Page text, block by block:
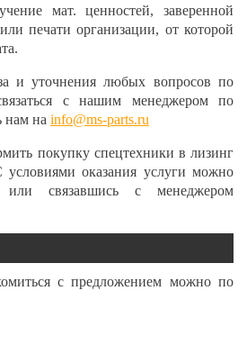
мат. ценностей, заверенной
печати организации, от которой
и уточнения любых вопросов по
с нашим менеджером по
нам на info@ms-parts.ru
покупку спецтехники в лизинг
оказания услуги можно
или связавшись с менеджером
с предложением можно по